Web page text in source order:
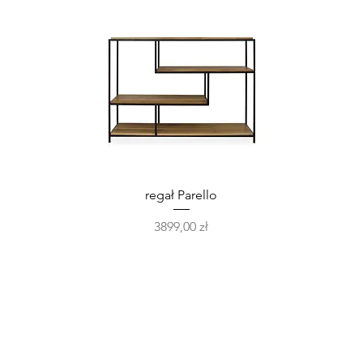
Podgląd
regał Parello
Cena
3899,00 zł